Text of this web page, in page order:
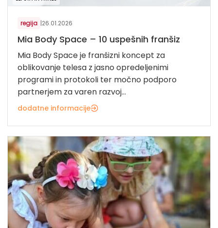
regija |26.01.2026
Mia Body Space – 10 uspešnih franšiz
Mia Body Space je franšizni koncept za
oblikovanje telesa z jasno opredeljenimi
programi in protokoli ter močno podporo
partnerjem za varen razvoj...
dodatne informacije